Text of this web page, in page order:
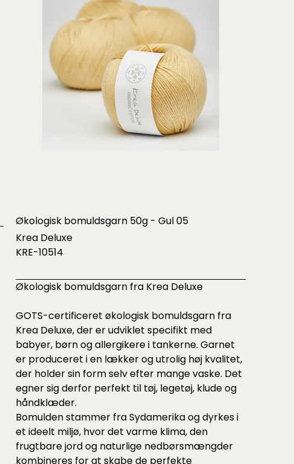
Økologisk bomuldsgarn 50g - Gul 05
Krea Deluxe
KRE-10514
Økologisk bomuldsgarn fra Krea Deluxe
GOTS-certificeret økologisk bomuldsgarn fra
Krea Deluxe, der er udviklet specifikt med
babyer, børn og allergikere i tankerne. Garnet
er produceret i en lækker og utrolig høj kvalitet,
der holder sin form selv efter mange vaske. Det
egner sig derfor perfekt til tøj, legetøj, klude og
håndklæder.
Bomulden stammer fra Sydamerika og dyrkes i
et ideelt miljø, hvor det varme klima, den
frugtbare jord og naturlige nedbørsmængder
kombineres for at skabe de perfekte